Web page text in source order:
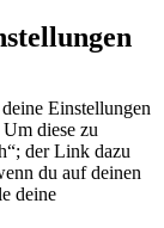
Einstellungen
diese zu
der Link dazu
du auf deinen
deine